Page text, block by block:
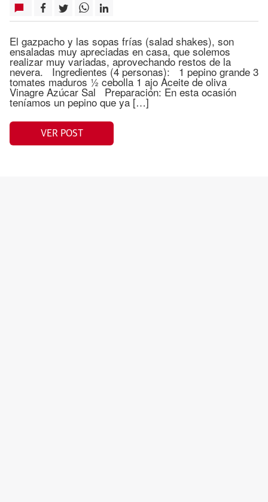
El gazpacho y las sopas frías (salad shakes), son
ensaladas muy apreciadas en casa, que solemos
realizar muy variadas, aprovechando restos de la
nevera. Ingredientes (4 personas): 1 pepino grande 3
tomates maduros ½ cebolla 1 ajo Aceite de oliva
Vinagre Azúcar Sal Preparación: En esta ocasión
teníamos un pepino que ya […]
VER POST